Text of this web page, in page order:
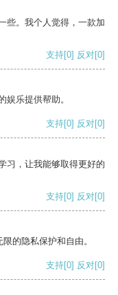
些。我个人觉得，一款加
支持[0] 反对[0]
娱乐提供帮助。
支持[0] 反对[0]
习，让我能够取得更好的
支持[0] 反对[0]
的隐私保护和自由。
支持[0] 反对[0]